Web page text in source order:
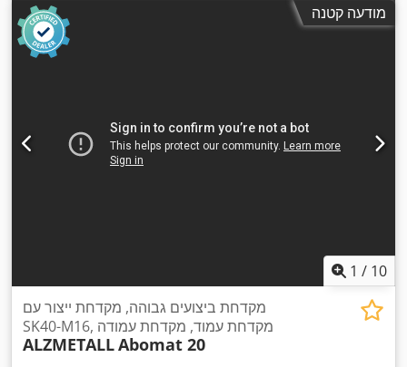
מודעה קטנה
1 / 10
מקדחת ביצועים גבוהה, מקדחת ייצור עם
SK40-M16, מקדחת עמוד, מקדחת עמודה
ALZMETALLAbomat 20